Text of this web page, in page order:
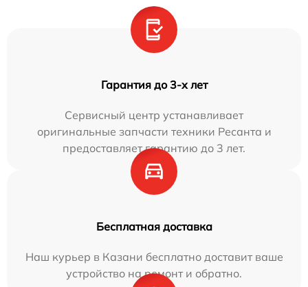
Гарантия до 3-х лет
Сервисный центр устанавливает
оригинальные запчасти техники Ресанта и
предоставляет гарантию до 3 лет.
Бесплатная доставка
Наш курьер в Казани бесплатно доставит ваше
устройство на ремонт и обратно.